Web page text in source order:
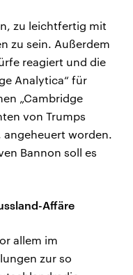
zu leichtfertig mit
zu sein. Außerdem
reagiert und die
Analytica“ für
„Cambridge
von Trumps
angeheuert worden.
Bannon soll es
Affäre
allem im
zur so